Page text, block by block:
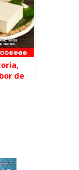
de